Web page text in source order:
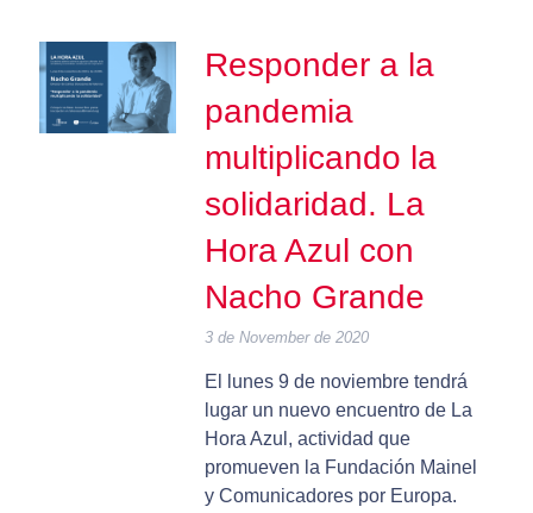
Responder a la
pandemia
multiplicando la
solidaridad. La
Hora Azul con
Nacho Grande
3 de November de 2020
El lunes 9 de noviembre tendrá
lugar un nuevo encuentro de La
Hora Azul, actividad que
promueven la Fundación Mainel
y Comunicadores por Europa.